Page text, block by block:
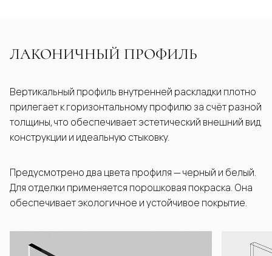
ЛАКОНИЧНЫЙ ПРОФИЛЬ
Вертикальный профиль внутренней раскладки плотно
прилегает к горизонтальному профилю за счёт разной
толщины, что обеспечивает эстетический внешний вид
конструкции и идеальную стыковку.
Предусмотрено два цвета профиля — черный и белый.
Для отделки применяется порошковая покраска. Она
обеспечивает экологичное и устойчивое покрытие.